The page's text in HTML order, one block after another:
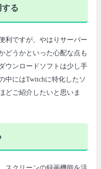
る
利ですが、やはりサーバー
どうかといった心配な点も
ウンロードソフトは少し手
中にはTwitchに特化したソ
どご紹介したいと思いま